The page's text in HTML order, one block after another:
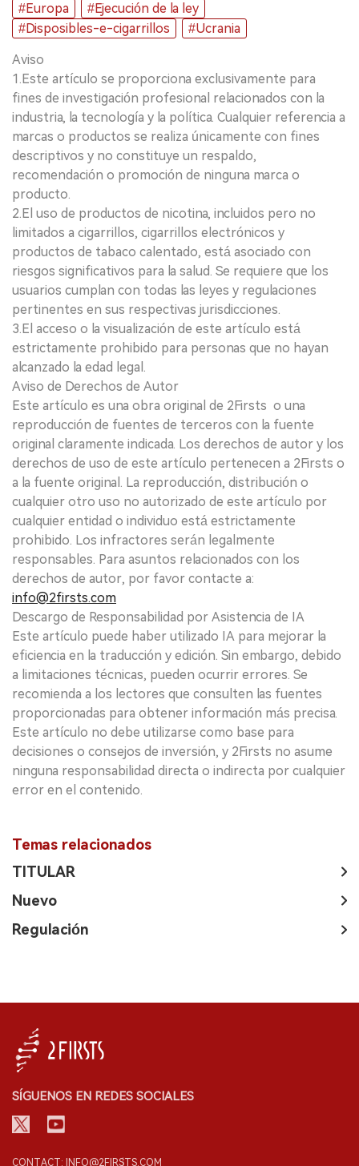
#Europa
#Ejecución de la ley
#Disposibles-e-cigarrillos
#Ucrania
Aviso
1.Este artículo se proporciona exclusivamente para
fines de investigación profesional relacionados con la
industria, la tecnología y la política. Cualquier referencia a
marcas o productos se realiza únicamente con fines
descriptivos y no constituye un respaldo,
recomendación o promoción de ninguna marca o
producto.
2.El uso de productos de nicotina, incluidos pero no
limitados a cigarrillos, cigarrillos electrónicos y
productos de tabaco calentado, está asociado con
riesgos significativos para la salud. Se requiere que los
usuarios cumplan con todas las leyes y regulaciones
pertinentes en sus respectivas jurisdicciones.
3.El acceso o la visualización de este artículo está
estrictamente prohibido para personas que no hayan
alcanzado la edad legal.
Aviso de Derechos de Autor
Este artículo es una obra original de 2Firsts o una
reproducción de fuentes de terceros con la fuente
original claramente indicada. Los derechos de autor y los
derechos de uso de este artículo pertenecen a 2Firsts o
a la fuente original. La reproducción, distribución o
cualquier otro uso no autorizado de este artículo por
cualquier entidad o individuo está estrictamente
prohibido. Los infractores serán legalmente
responsables. Para asuntos relacionados con los
derechos de autor, por favor contacte a:
info@2firsts.com
Descargo de Responsabilidad por Asistencia de IA
Este artículo puede haber utilizado IA para mejorar la
eficiencia en la traducción y edición. Sin embargo, debido
a limitaciones técnicas, pueden ocurrir errores. Se
recomienda a los lectores que consulten las fuentes
proporcionadas para obtener información más precisa.
Este artículo no debe utilizarse como base para
decisiones o consejos de inversión, y 2Firsts no asume
ninguna responsabilidad directa o indirecta por cualquier
error en el contenido.
Temas relacionados
TITULAR
Nuevo
Regulación
SÍGUENOS EN REDES SOCIALES
CONTACT: INFO@2FIRSTS.COM